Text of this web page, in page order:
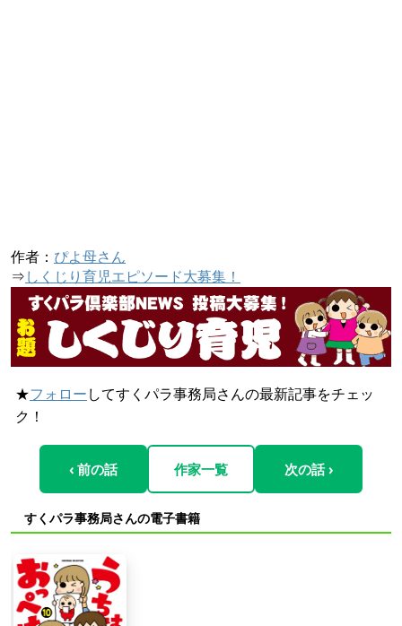
作者： ぴよ母さん
⇒ しくじり育児エピソード大募集！
★フォロー してすくパラ事務局さんの最新記事をチェッ
ク！
‹ 前の話 作家一覧 次の話 ›
すくパラ事務局さんの電子書籍